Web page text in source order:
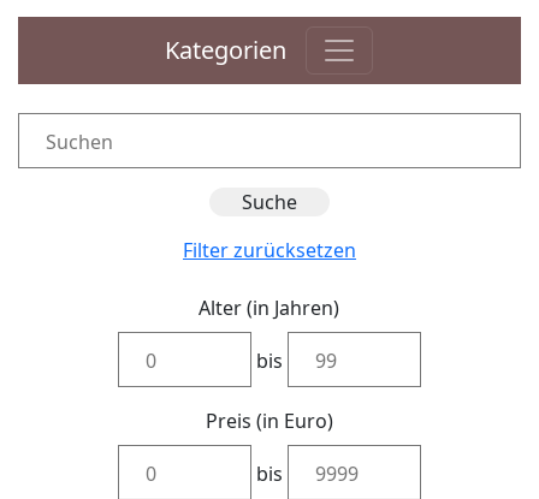
Kategorien
Filter zurücksetzen
Alter (in Jahren)
bis
Preis (in Euro)
bis